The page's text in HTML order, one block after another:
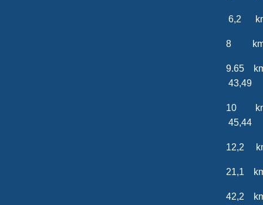
6,2
8 km
9.65
43,49
10
45,44
12,2